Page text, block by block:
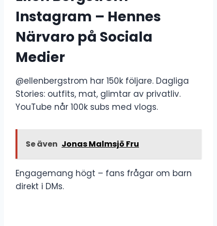
Instagram – Hennes
Närvaro på Sociala
Medier
@ellenbergstrom har 150k följare. Dagliga
Stories: outfits, mat, glimtar av privatliv.
YouTube når 100k subs med vlogs.
Se även Jonas Malmsjö Fru
Engagemang högt – fans frågar om barn
direkt i DMs.